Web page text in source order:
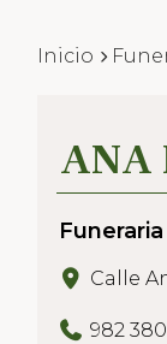
Inicio
ANA
Calle
982 380